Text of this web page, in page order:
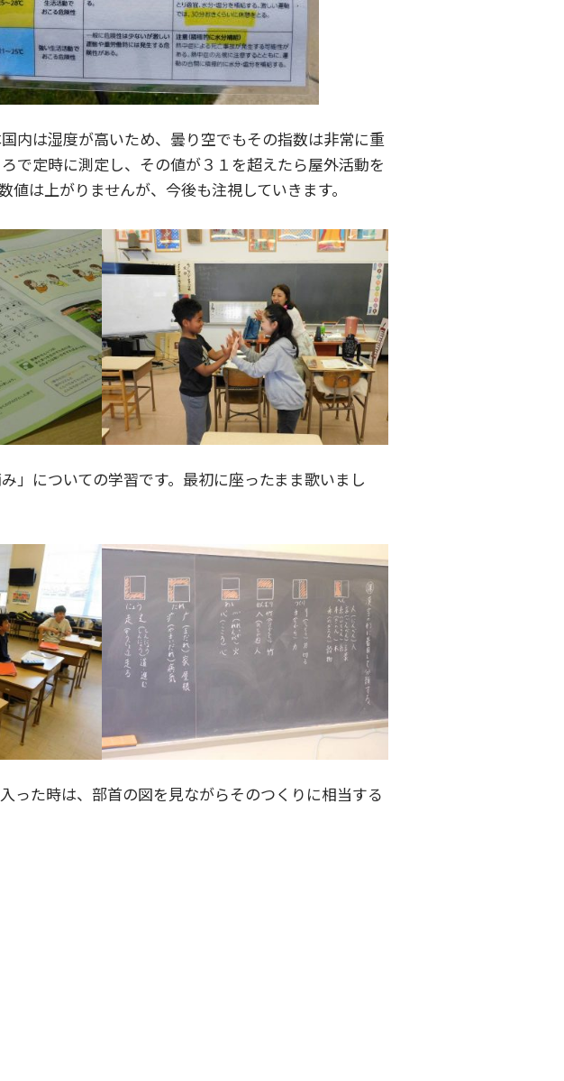
内は湿度が高いため、曇り空でもその指数は非常に重
で定時に測定し、その値が３１を超えたら屋外活動を
は上がりませんが、今後も注視していきます。
」についての学習です。最初に座ったまま歌いまし
った時は、部首の図を見ながらそのつくりに相当する